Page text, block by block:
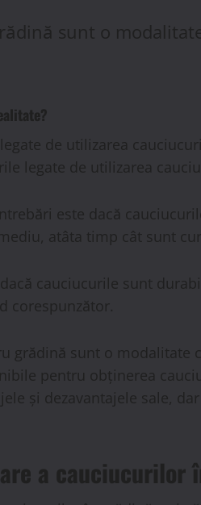
sunt o
de utilizarea
legate de utilizarea
este dacă
atâta timp cât sunt
cauciucurile sunt
corespunzător.
grădină sunt o
pentru obținerea
și dezavantajele sale,
a cauciucurilor